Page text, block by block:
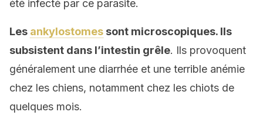
été infecté par ce parasite.
Les ankylostomes sont microscopiques. Ils
subsistent dans l’intestin grêle. Ils provoquent
généralement une diarrhée et une terrible anémie
chez les chiens, notamment chez les chiots de
quelques mois.